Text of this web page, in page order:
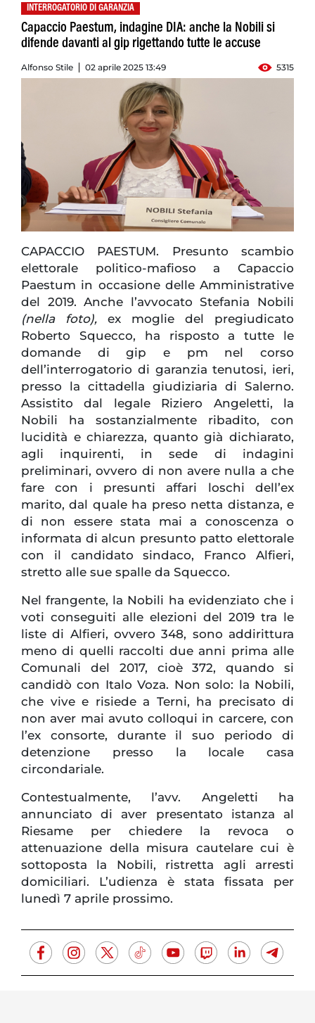
INTERROGATORIO DI GARANZIA
Capaccio Paestum, indagine DIA: anche la Nobili si
difende davanti al gip rigettando tutte le accuse
Alfonso Stile 02 aprile 2025 13:49 5315
CAPACCIO PAESTUM. Presunto scambio
elettorale politico-mafioso a Capaccio
Paestum in occasione delle Amministrative
del 2019. Anche l’avvocato Stefania Nobili
(nella foto), ex moglie del pregiudicato
Roberto Squecco, ha risposto a tutte le
domande di gip e pm nel corso
dell’interrogatorio di garanzia tenutosi, ieri,
presso la cittadella giudiziaria di Salerno.
Assistito dal legale Riziero Angeletti, la
Nobili ha sostanzialmente ribadito, con
lucidità e chiarezza, quanto già dichiarato,
agli inquirenti, in sede di indagini
preliminari, ovvero di non avere nulla a che
fare con i presunti affari loschi dell’ex
marito, dal quale ha preso netta distanza, e
di non essere stata mai a conoscenza o
informata di alcun presunto patto elettorale
con il candidato sindaco, Franco Alfieri,
stretto alle sue spalle da Squecco.
Nel frangente, la Nobili ha evidenziato che i
voti conseguiti alle elezioni del 2019 tra le
liste di Alfieri, ovvero 348, sono addirittura
meno di quelli raccolti due anni prima alle
Comunali del 2017, cioè 372, quando si
candidò con Italo Voza. Non solo: la Nobili,
che vive e risiede a Terni, ha precisato di
non aver mai avuto colloqui in carcere, con
l’ex consorte, durante il suo periodo di
detenzione presso la locale casa
circondariale.
Contestualmente, l’avv. Angeletti ha
annunciato di aver presentato istanza al
Riesame per chiedere la revoca o
attenuazione della misura cautelare cui è
sottoposta la Nobili, ristretta agli arresti
domiciliari. L’udienza è stata fissata per
lunedì 7 aprile prossimo.